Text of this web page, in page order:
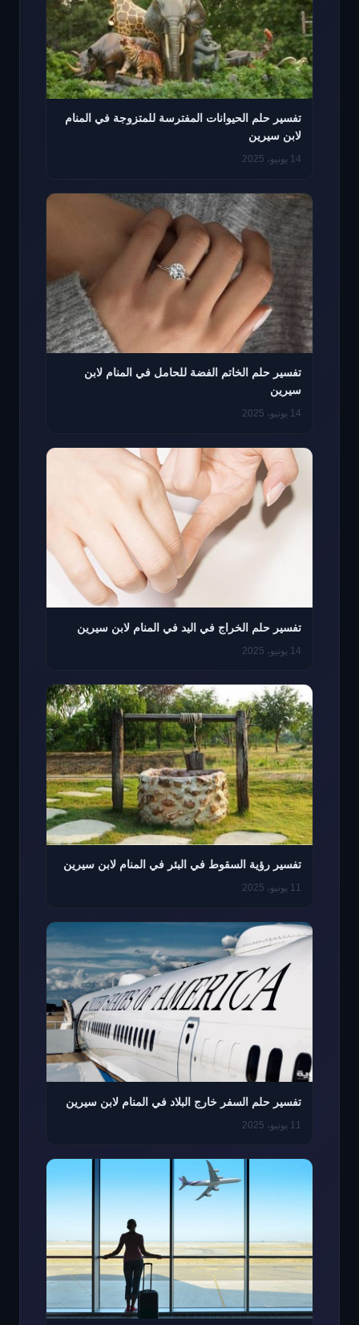
تفسير حلم الحيوانات المفترسة للمتزوجة في المنام
لابن سيرين
14 يونيو، 2025
تفسير حلم الخاتم الفضة للحامل في المنام لابن
سيرين
14 يونيو، 2025
تفسير حلم الخراج في اليد في المنام لابن سيرين
14 يونيو، 2025
تفسير رؤية السقوط في البئر في المنام لابن سيرين
11 يونيو، 2025
تفسير حلم السفر خارج البلاد في المنام لابن سيرين
11 يونيو، 2025